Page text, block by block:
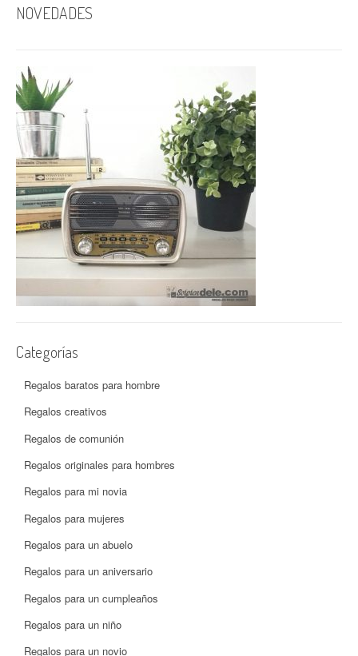
NOVEDADES
Categorías
Regalos baratos para hombre
Regalos creativos
Regalos de comunión
Regalos originales para hombres
Regalos para mi novia
Regalos para mujeres
Regalos para un abuelo
Regalos para un aniversario
Regalos para un cumpleaños
Regalos para un niño
Regalos para un novio